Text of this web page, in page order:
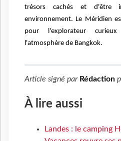
trésors cachés et d'être
environnement. Le Méridien
pour l'explorateur
l'atmosphère de Bangkok.
Article signé par Rédaction
À lire aussi
Landes : le camping